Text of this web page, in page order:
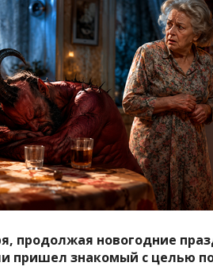
продолжая новогодние
пришел знакомый с целью